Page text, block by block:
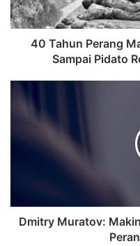
40 Tahun Perang
Sampai Pidato
Dmitry Muratov: